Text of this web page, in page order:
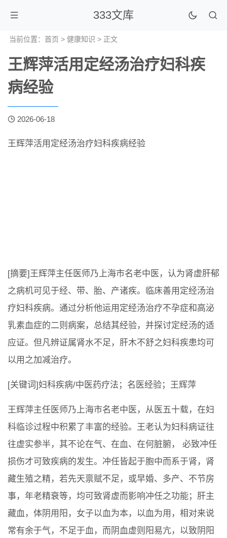
333文库
当前位置： 首页 > 健康知识 > 正文
王辉萍活用定经汤治疗妇科疾
病经验
2026-06-18
王辉萍活用定经汤治疗妇科疾病经验
[摘要]王辉萍主任医师乃上海市名老中医，认为肾虚肝郁
之病机可见于经、带、胎、产诸疾。临床善用定经汤治
疗妇科疾病。通过分析他运用定经汤治疗不孕症和高泌
乳素血症的二则病案，总结其经验，并探讨定经汤的适
应证。但凡辨证属肾水不足，肝木不舒之妇科疾患均可
以用之加减治疗。
[关键词]妇科疾病/中医药疗法；名医经验；王辉萍
王辉萍主任医师乃上海市名老中医，从医五十载，在妇
科临诊过程中积累了丰富的经验。王老认为妇科病证往
往虚实参半，其不论在气、在血、在何脏腑， 必致冲任
损伤才可致疾病的发生。冲任皆起于胞中而系于肾，肾
藏生殖之精，若先天禀赋不足，或早婚、多产、不节房
事，年老精衰等，均可致肾虚而影响冲任之功能；肝主
藏血，体阴用阳，女子以血为本，以血为用，相对来说
常有余于气，不足于血，而阴血虚则阳易亢，以致阴阳